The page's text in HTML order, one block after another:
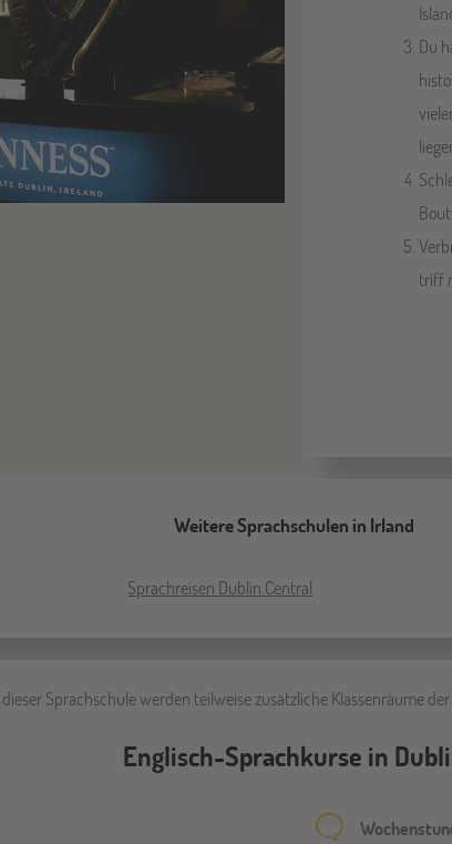
Du
triff
Weitere Sprachschulen in Irland
Sprachreisen Dublin Central
Sprachschule werden teilweise zusätzliche Klassenräume der
Englisch-Sprachkurse in